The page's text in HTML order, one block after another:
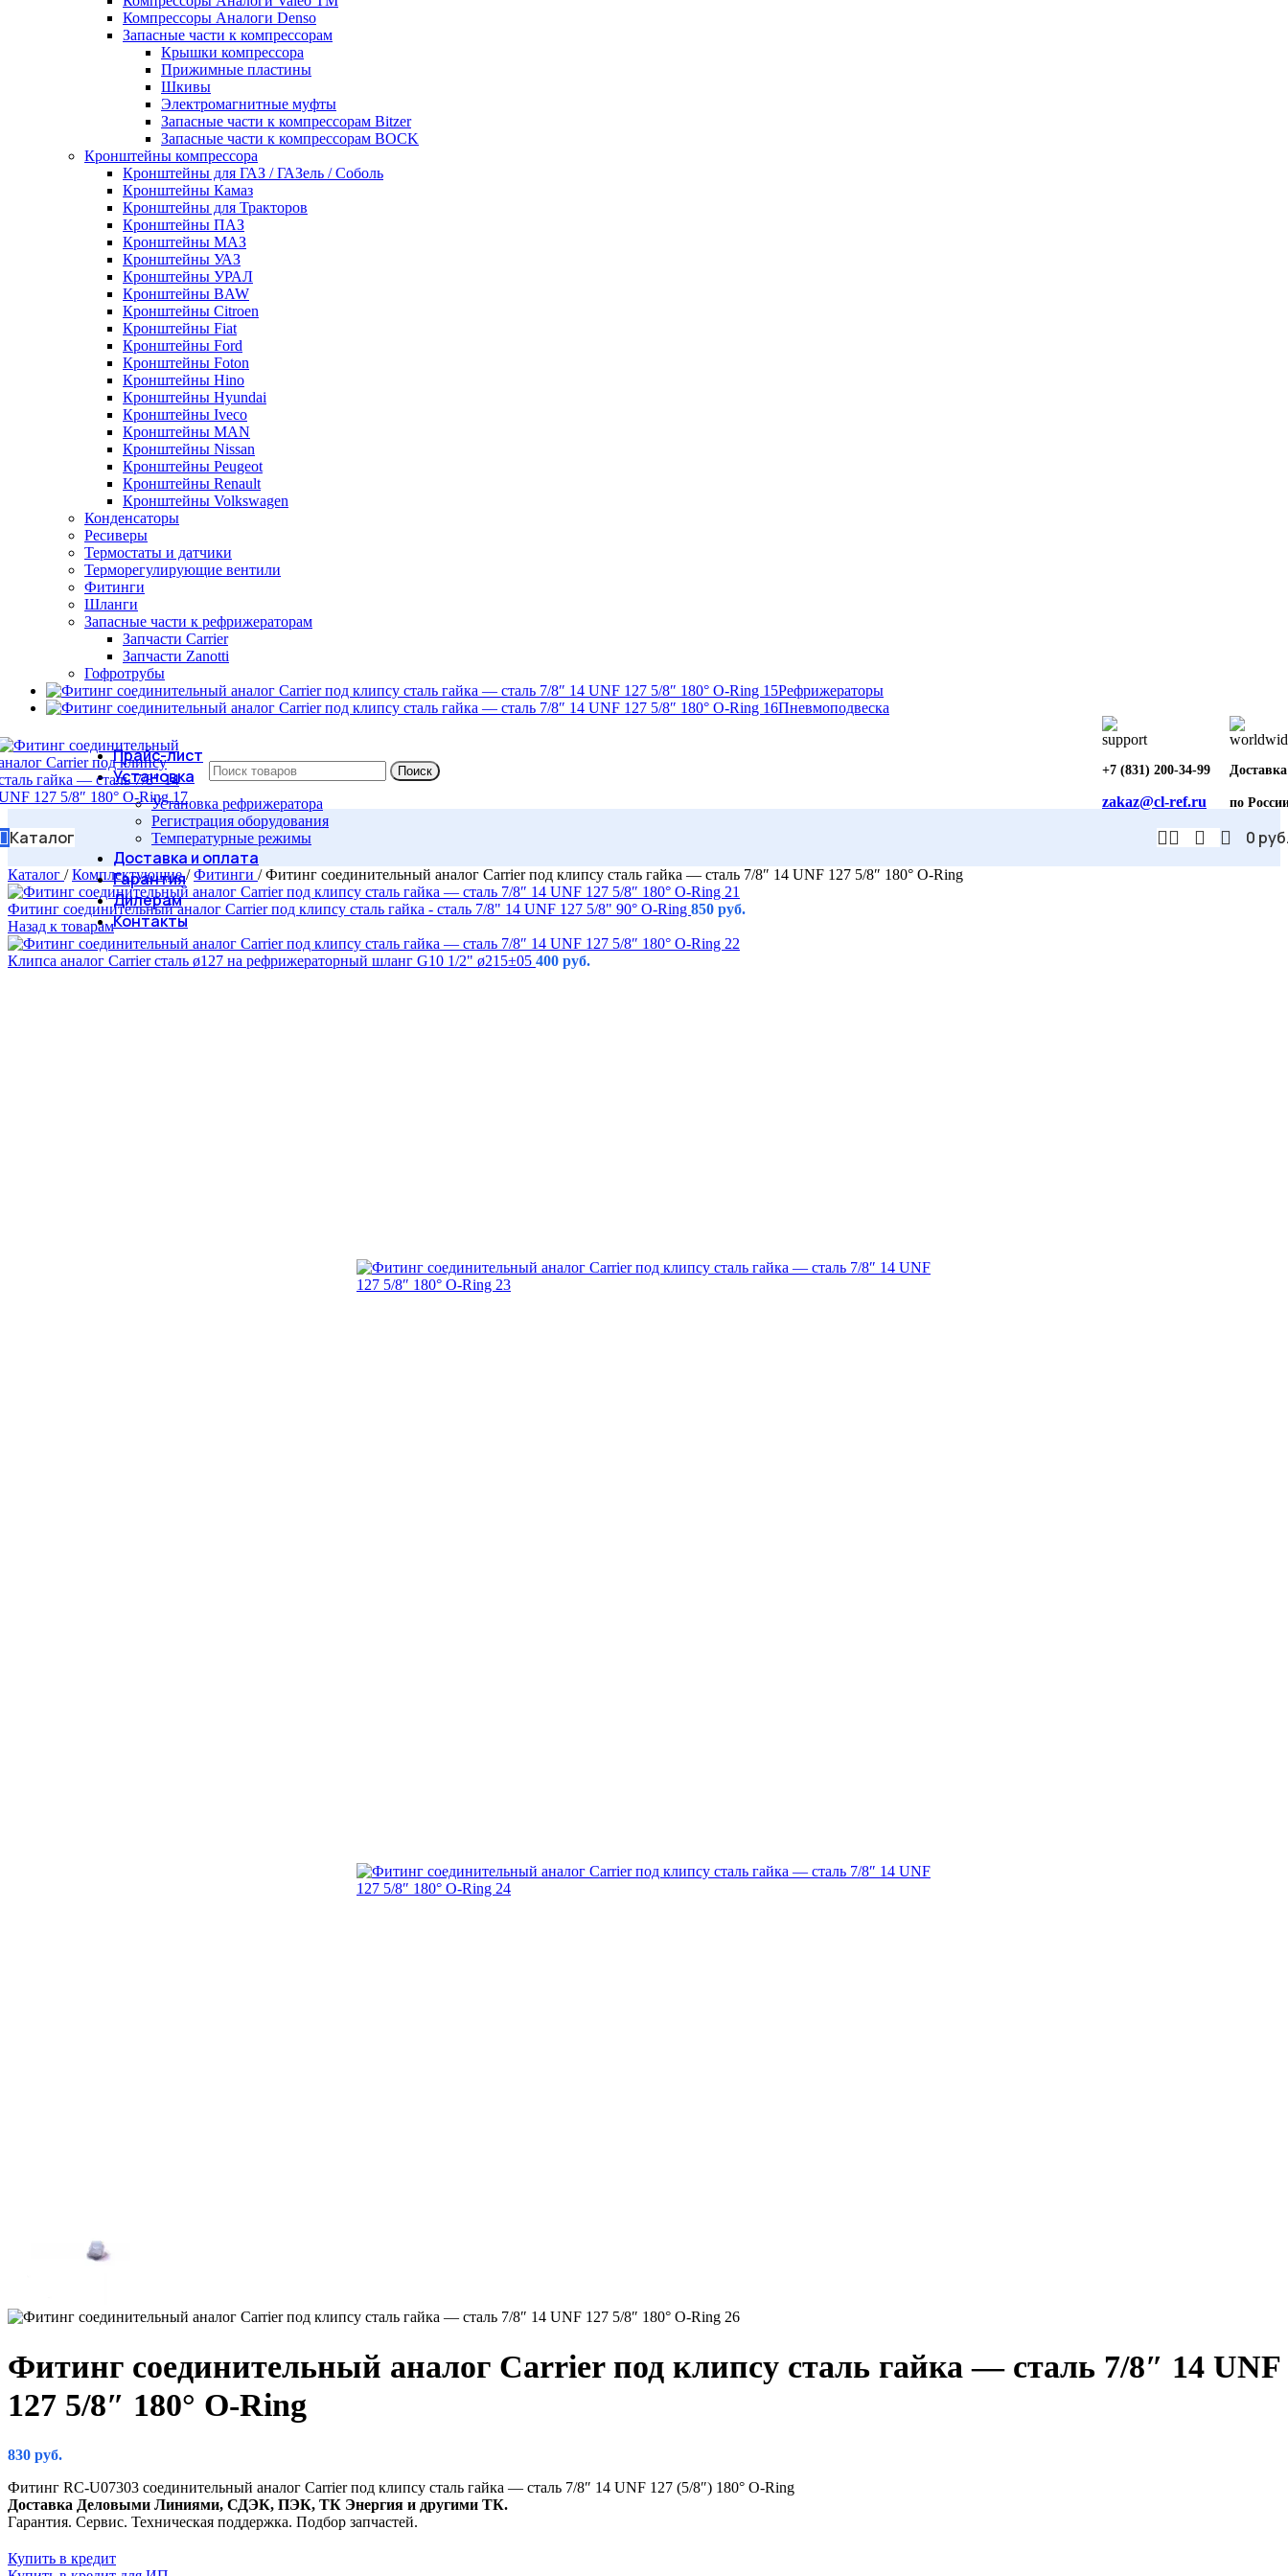
Компрессоры Аналоги Denso
Запасные части к компрессорам
Крышки компрессора
Прижимные пластины
Шкивы
Электромагнитные муфты
Запасные части к компрессорам Bitzer
Запасные части к компрессорам BOCK
Кронштейны компрессора
Кронштейны для ГАЗ / ГАЗель / Соболь
Кронштейны Камаз
Кронштейны для Тракторов
Кронштейны ПАЗ
Кронштейны МАЗ
Кронштейны УАЗ
Кронштейны УРАЛ
Кронштейны BAW
Кронштейны Citroen
Кронштейны Fiat
Кронштейны Ford
Кронштейны Foton
Кронштейны Hino
Кронштейны Hyundai
Кронштейны Iveco
Кронштейны MAN
Кронштейны Nissan
Кронштейны Peugeot
Кронштейны Renault
Кронштейны Volkswagen
Конденсаторы
Ресиверы
Термостаты и датчики
Терморегулирующие вентили
Фитинги
Шланги
Запасные части к рефрижераторам
Запчасти Carrier
Запчасти Zanotti
Гофротрубы
Рефрижераторы
Пневмоподвеска
Поиск +7 (831) 200-34-99
zakaz@cl-ref.ru
Доставка
по
Каталог
Прайс-лист
Установка
Установка рефрижератора
Регистрация оборудования
Температурные режимы
Доставка и оплата
Гарантия
Дилерам
Контакты
0
Каталог / Комплектующие/ Фитинги / Фитинг соединительный аналог Carrier под клипсу сталь гайка — сталь 7/8″ 14 UNF 127 5/8″ 180° O-Ring
Фитинг соединительный аналог Carrier под клипсу сталь гайка - сталь 7/8" 14 UNF 127 5/8" 90° O-Ring 850 руб.
Назад к товарам
Клипса аналог Carrier сталь ø127 на рефрижераторный шланг G10 1/2" ø215±05 400 руб.
Фитинг соединительный аналог Carrier под клипсу сталь гайка — сталь 7/8″ 14 UNF
127 5/8″ 180° O-Ring
830 руб.
Фитинг RC-U07303 соединительный аналог Carrier под клипсу сталь гайка — сталь 7/8″ 14 UNF 127 (5/8″) 180° O-Ring
Доставка Деловыми Линиями, СДЭК, ПЭК, ТК Энергия и другими ТК.
Гарантия. Сервис. Техническая поддержка. Подбор запчастей.
Купить в кредит